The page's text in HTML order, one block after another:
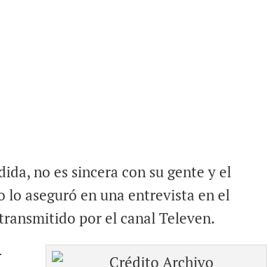
no es sincera con su gente y el
lo aseguró en una entrevista en el
por el canal Televen.